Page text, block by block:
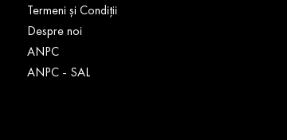
Termeni și Condiții
Despre noi
ANPC
ANPC - SAL